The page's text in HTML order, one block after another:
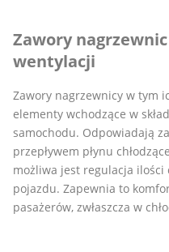
Zawory
wentylacji
Zawory nagrzewnicy w tym
elementy wchodzące w
samochodu. Odpowiadają
przepływem płynu
możliwa jest regulacja ilości
pojazdu. Zapewnia to
pasażerów, zwłaszcza w